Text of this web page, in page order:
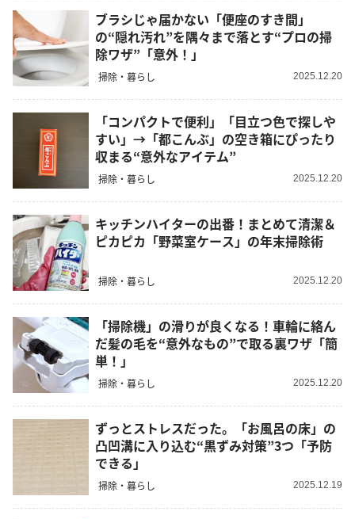
ブラシじゃ届かない「便座のすき間」
の“隠れ汚れ”を隅々まで落とす“プロの掃
除ワザ”「意外！」
掃除・暮らし 2025.12.20
「コンパクトで便利」「目立つ色で探しや
すい」→「都こんぶ」の空き箱にぴったり
収まる“意外なアイテム”
掃除・暮らし 2025.12.20
キッチンハイターの出番！まとめて清潔＆
ピカピカ「野菜室ケース」の年末掃除術
掃除・暮らし 2025.12.20
「掃除機」の滑りが良くなる！車輪に絡ん
だ髪の毛を“意外なもの”で取る裏ワザ「簡
単！」
掃除・暮らし 2025.12.20
ずっとストレスだった。「お風呂の床」の
凸凹溝に入り込む“黒ずみ対策”3つ「予防
できる」
掃除・暮らし 2025.12.19